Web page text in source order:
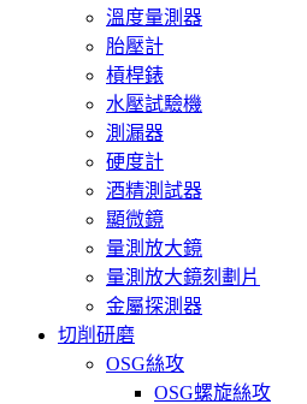
溫度量測器
胎壓計
槓桿錶
水壓試驗機
測漏器
硬度計
酒精測試器
顯微鏡
量測放大鏡
量測放大鏡刻劃片
金屬探測器
切削研磨
OSG絲攻
OSG螺旋絲攻